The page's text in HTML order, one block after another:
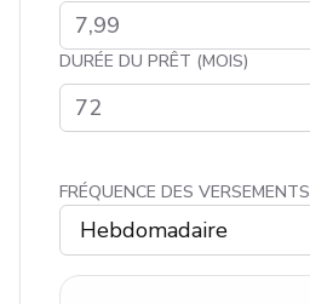
DURÉE DU PRÊT (MOIS)
FRÉQUENCE DES VERSEMENTS
Hebdomadaire